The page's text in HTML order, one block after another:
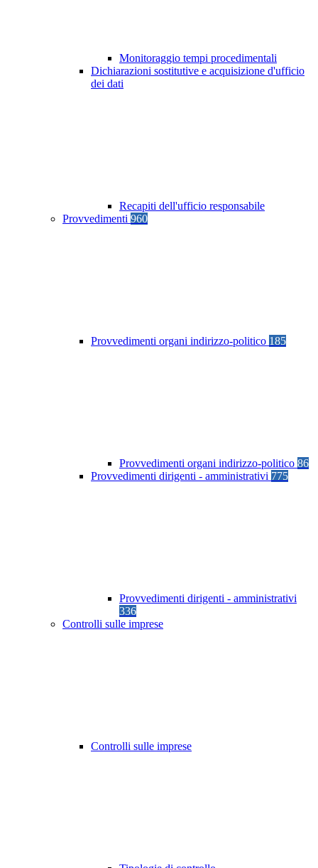
Monitoraggio tempi procedimentali
Dichiarazioni sostitutive e acquisizione d'ufficio
dei dati
Recapiti dell'ufficio responsabile
Provvedimenti 960
Provvedimenti organi indirizzo-politico 185
Provvedimenti organi indirizzo-politico 86
Provvedimenti dirigenti - amministrativi 775
Provvedimenti dirigenti - amministrativi
336
Controlli sulle imprese
Controlli sulle imprese